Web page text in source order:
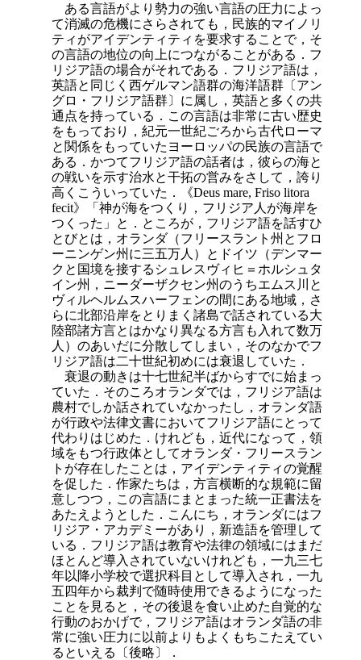
ある言語がより勢力の強い言語の圧力によっ
て消滅の危機にさらされても，民族的マイノリ
ティがアイデンティティを要求することで，そ
の言語の地位の向上につながることがある．フ
リジア語の場合がそれである．フリジア語は，
英語と同じく西ゲルマン語群の海洋語群〔アン
グロ・フリジア語群〕に属し，英語と多くの共
通点を持っている．この言語は非常に古い歴史
をもっており，紀元一世紀ごろから古代ローマ
と関係をもっていたヨーロッパの民族の言語で
ある．かつてフリジア語の話者は，彼らの海と
の戦いを示す治水と干拓の営みをさして，誇り
高くこういっていた．《Deus mare, Friso litora
fecit》「神が海をつくり，フリジア人が海岸を
つくった」と．ところが，フリジア語を話すひ
とびとは，オランダ（フリースラント州とフロ
ーニンゲン州に三五万人）とドイツ（デンマー
クと国境を接するシュレスヴィヒ＝ホルシュタ
イン州，ニーダーザクセン州のうちエムス川と
ヴィルヘルムスハーフェンの間にある地域，さ
らに北部沿岸をとりまく諸島で話されている大
陸部諸方言とはかなり異なる方言も入れて数万
人）のあいだに分散してしまい，そのなかでフ
リジア語は二十世紀初めには衰退していた．
衰退の動きは十七世紀半ばからすでに始まっ
ていた．そのころオランダでは，フリジア語は
農村でしか話されていなかったし，オランダ語
が行政や法律文書においてフリジア語にとって
代わりはじめた．けれども，近代になって，領
域をもつ行政体としてオランダ・フリースラン
トが存在したことは，アイデンティティの覚醒
を促した．作家たちは，方言横断的な規範に留
意しつつ，この言語にまとまった統一正書法を
あたえようとした．こんにち，オランダにはフ
リジア・アカデミーがあり，新造語を管理して
いる．フリジア語は教育や法律の領域にはまだ
ほとんど導入されていないけれども，一九三七
年以降小学校で選択科目として導入され，一九
五四年から裁判で随時使用できるようになった
ことを見ると，その後退を食い止めた自覚的な
行動のおかげで，フリジア語はオランダ語の非
常に強い圧力に以前よりもよくもちこたえてい
るといえる〔後略〕．